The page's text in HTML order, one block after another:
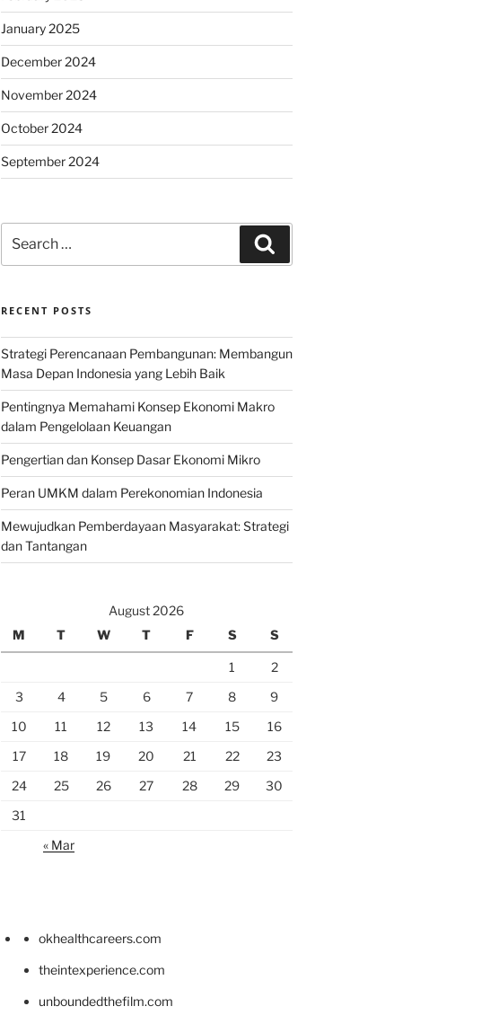
January 2025
December 2024
November 2024
October 2024
September 2024
for:
RECENT POSTS
Strategi Perencanaan Pembangunan: Membangun
Masa Depan Indonesia yang Lebih Baik
Pentingnya Memahami Konsep Ekonomi Makro
dalam Pengelolaan Keuangan
Pengertian dan Konsep Dasar Ekonomi Mikro
Peran UMKM dalam Perekonomian Indonesia
Mewujudkan Pemberdayaan Masyarakat: Strategi
dan Tantangan
August 2026
M
T W T F S S
1
2
3
4 5 6 7 8
9
10
11 12 13 14 15
16
17
18 19 20 21 22
23
24
25 26 27 28 29
30
31
« Mar
okhealthcareers.com
theintexperience.com
unboundedthefilm.com